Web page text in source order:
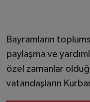
Bayramların
paylaşma ve
özel zamanlar
vatandaşların